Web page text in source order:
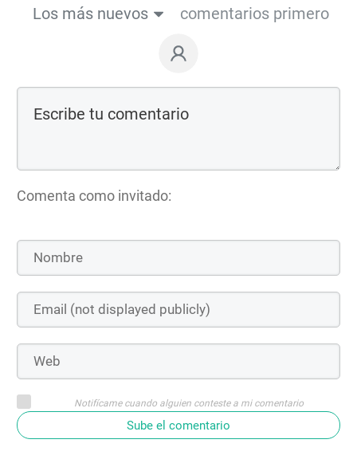
Los más nuevos comentarios primero
Comenta como invitado:
Notifícame cuando alguien conteste a mi comentario
Sube el comentario